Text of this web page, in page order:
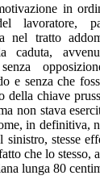
in
lavoratore,
nel tratto
caduta,
e senza che
della chiave
non stava
in definitiva,
stesse
che lo stesso,
lunga 80